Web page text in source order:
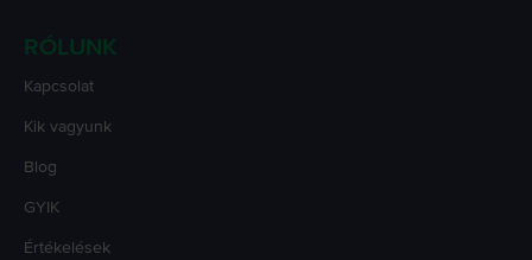
RÓLUNK
Kapcsolat
Kik vagyunk
Blog
GYIK
Értékelések